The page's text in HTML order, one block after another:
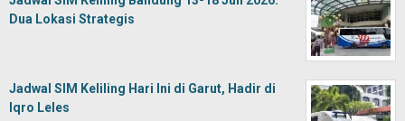
Dua Lokasi Strategis
Jadwal SIM Keliling Hari Ini di Garut, Hadir di
Iqro Leles